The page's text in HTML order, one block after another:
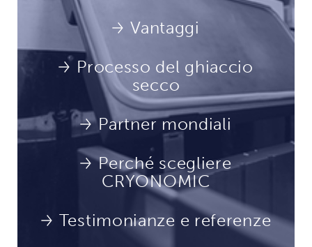
Vantaggi
Processo del ghiaccio
secco
Partner mondiali
Perché scegliere
CRYONOMIC
Testimonianze e referenze